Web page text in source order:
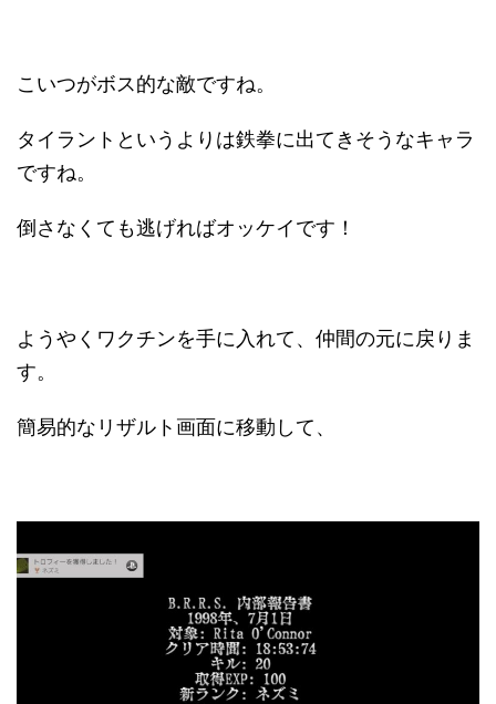
こいつがボス的な敵ですね。
タイラントというよりは鉄拳に出てきそうなキャラ
ですね。
倒さなくても逃げればオッケイです！
ようやくワクチンを手に入れて、仲間の元に戻りま
す。
簡易的なリザルト画面に移動して、